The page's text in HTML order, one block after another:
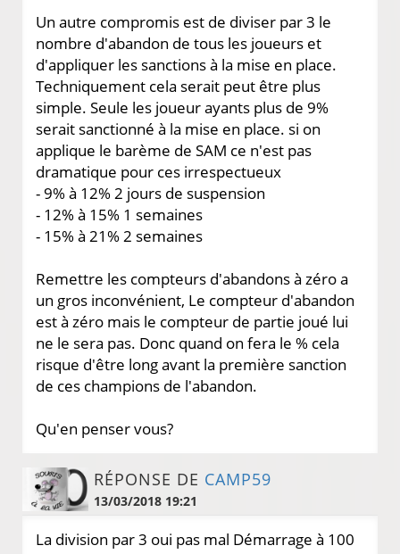
Un autre compromis est de diviser par 3 le
nombre d'abandon de tous les joueurs et
d'appliquer les sanctions à la mise en place.
Techniquement cela serait peut être plus
simple. Seule les joueur ayants plus de 9%
serait sanctionné à la mise en place. si on
applique le barème de SAM ce n'est pas
dramatique pour ces irrespectueux
- 9% à 12% 2 jours de suspension
- 12% à 15% 1 semaines
- 15% à 21% 2 semaines
Remettre les compteurs d'abandons à zéro a
un gros inconvénient, Le compteur d'abandon
est à zéro mais le compteur de partie joué lui
ne le sera pas. Donc quand on fera le % cela
risque d'être long avant la première sanction
de ces champions de l'abandon.
Qu'en penser vous?
RÉPONSE DE CAMP59
13/03/2018 19:21
La division par 3 oui pas mal Démarrage à 100